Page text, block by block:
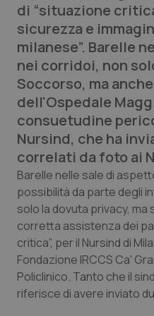
Edizioni Regionali
QS Pro
Professionisti
Abruzzo
Basilicata
Calabria
Campania
Emilia-Romagna
QS Pro Gold
Artrite & artrosi
Asma & BPCO
Car-T
Colesterolo &
QS Club Newsletter
di “situazione
sicurezza e
milanese”. Barelle
nei corridoi, non
Soccorso, ma
dell'Ospedale
consuetudine
Nursind, che ha
correlati da foto ai
Barelle nelle sale di
possibilità da parte degli
solo la dovuta privacy,
corretta assistenza dei
critica”, per il Nursind di
Fondazione IRCCS Ca'
Policlinico. Tanto che il
riferisce di avere inviato